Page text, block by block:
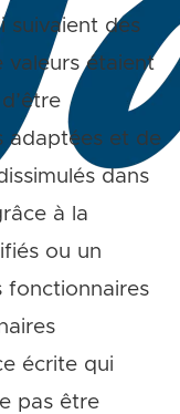
suivaient des
valeurs étaient
adaptées et de
dans
à la
ou un
fonctionnaires
écrite qui
pas être